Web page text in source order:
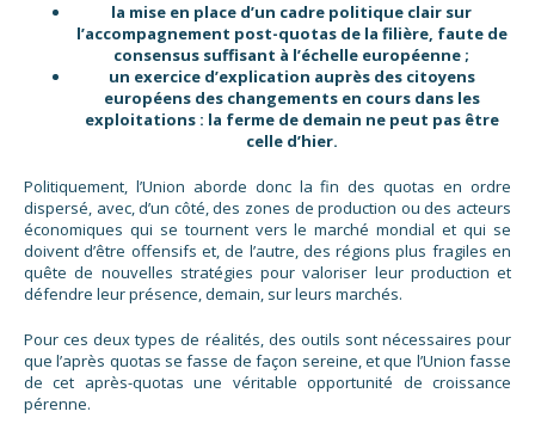
la mise en place d’un cadre politique clair sur
l’accompagnement post-quotas de la filière, faute de
consensus suffisant à l’échelle européenne ;
un exercice d’explication auprès des citoyens
européens des changements en cours dans les
exploitations : la ferme de demain ne peut pas être
celle d’hier.
Politiquement, l’Union aborde donc la fin des quotas en ordre
dispersé, avec, d’un côté, des zones de production ou des acteurs
économiques qui se tournent vers le marché mondial et qui se
doivent d’être offensifs et, de l’autre, des régions plus fragiles en
quête de nouvelles stratégies pour valoriser leur production et
défendre leur présence, demain, sur leurs marchés.
Pour ces deux types de réalités, des outils sont nécessaires pour
que l’après quotas se fasse de façon sereine, et que l’Union fasse
de cet après-quotas une véritable opportunité de croissance
pérenne.